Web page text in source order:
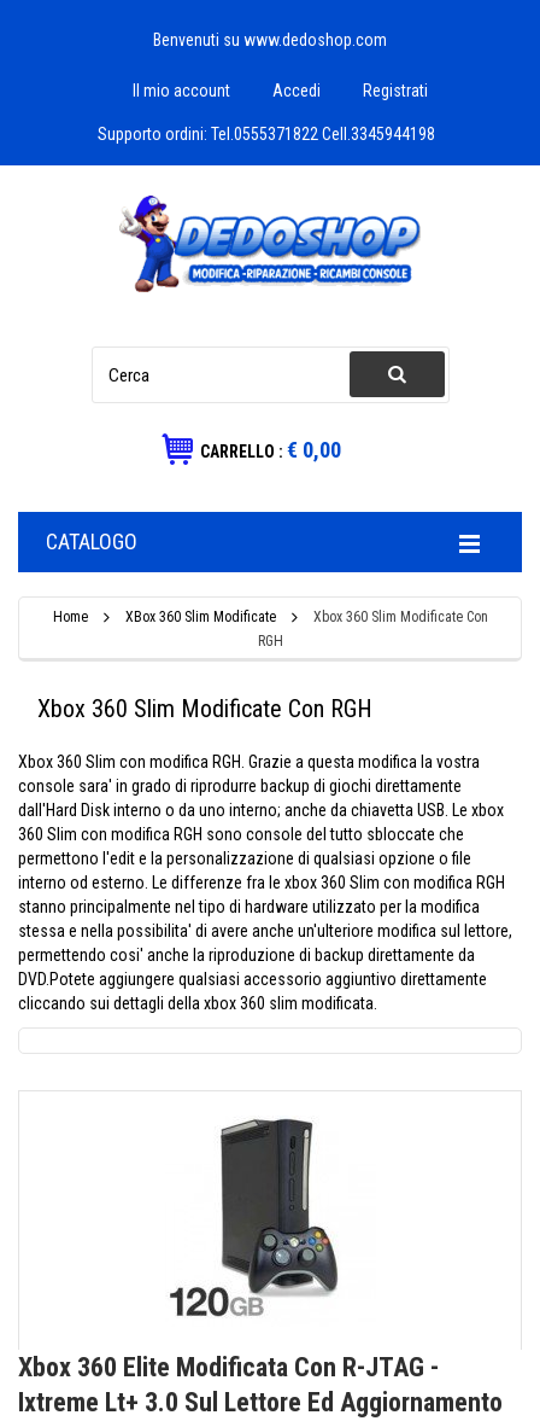
Benvenuti su www.dedoshop.com
Il mio account Accedi Registrati
Supporto ordini: Tel.0555371822 Cell.3345944198
CARRELLO : € 0,00
CATALOGO
Home XBox 360 Slim Modificate
Xbox 360 Slim Modificate Con
RGH
Xbox 360 Slim Modificate Con RGH
Xbox 360 Slim con modifica RGH. Grazie a questa modifica la vostra
console sara' in grado di riprodurre backup di giochi direttamente
dall'Hard Disk interno o da uno interno; anche da chiavetta USB. Le xbox
360 Slim con modifica RGH sono console del tutto sbloccate che
permettono l'edit e la personalizzazione di qualsiasi opzione o file
interno od esterno. Le differenze fra le xbox 360 Slim con modifica RGH
stanno principalmente nel tipo di hardware utilizzato per la modifica
stessa e nella possibilita' di avere anche un'ulteriore modifica sul lettore,
permettendo cosi' anche la riproduzione di backup direttamente da
DVD.Potete aggiungere qualsiasi accessorio aggiuntivo direttamente
cliccando sui dettagli della xbox 360 slim modificata.
Xbox 360 Elite Modificata Con R-JTAG -
Ixtreme Lt+ 3.0 Sul Lettore Ed Aggiornamento